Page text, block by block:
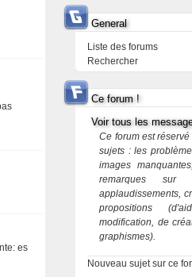
es
General
Liste des forums
Rechercher
Ce forum !
Voir tous les
Ce forum est
sujets : les
images
remarques sur
applaudissements,
propositions
modification, de
graphismes).
Nouveau sujet sur ce